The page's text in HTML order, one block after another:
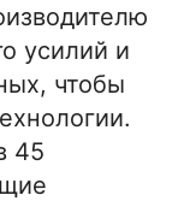
усилий и
чтобы
45